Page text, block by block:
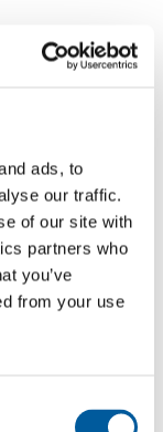
ads, to
our traffic.
of our site with
partners who
you’ve
from your use